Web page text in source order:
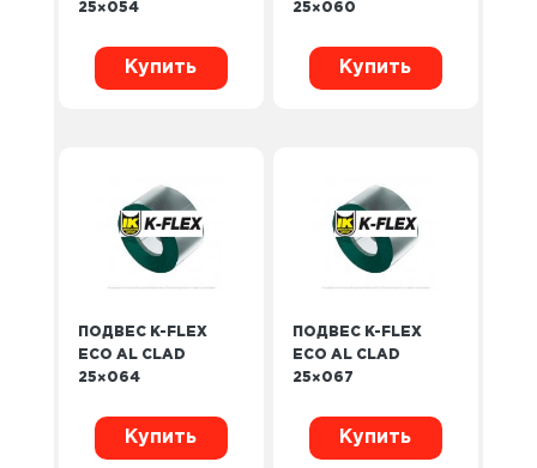
25×054
Купить
25×060
Купить
ПОДВЕС K-FLEX
ECO AL CLAD
25×064
Купить
ПОДВЕС K-FLEX
ECO AL CLAD
25×067
Купить